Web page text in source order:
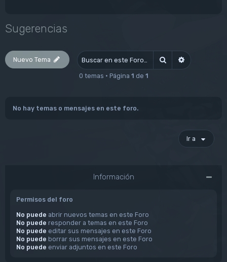
Sugerencias
Nuevo Tema Buscar Búsqueda
0 temas • Página 1 de 1
No hay temas o mensajes en este foro.
Ir a
Información
Permisos del foro
No puede abrir nuevos temas en este Foro
No puede responder a temas en este Foro
No puede editar sus mensajes en este Foro
No puede borrar sus mensajes en este Foro
No puede enviar adjuntos en este Foro